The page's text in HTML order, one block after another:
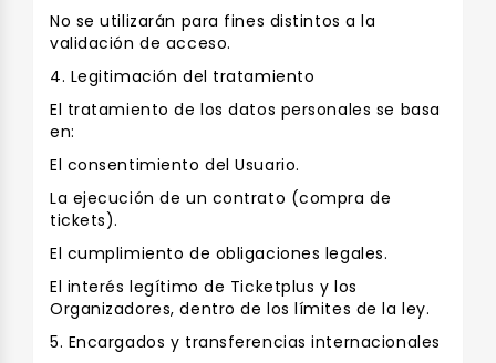
No se utilizarán para fines distintos a la
validación de acceso.
4. Legitimación del tratamiento
El tratamiento de los datos personales se basa
en:
El consentimiento del Usuario.
La ejecución de un contrato (compra de
tickets).
El cumplimiento de obligaciones legales.
El interés legítimo de Ticketplus y los
Organizadores, dentro de los límites de la ley.
5. Encargados y transferencias internacionales